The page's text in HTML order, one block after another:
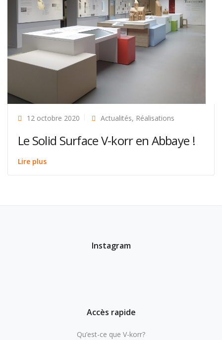
12 octobre 2020 Actualités, Réalisations
Le Solid Surface V-korr en Abbaye !
Lire plus
Instagram
Accès rapide
Qu’est-ce que V-korr?